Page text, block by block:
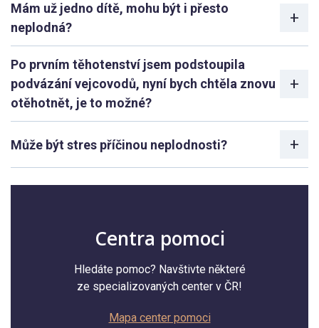
Mám už jedno dítě, mohu být i přesto
neplodná?
Po prvním těhotenství jsem podstoupila
podvázání vejcovodů, nyní bych chtěla znovu
otěhotnět, je to možné?
Může být stres příčinou neplodnosti?
Centra pomoci
Hledáte pomoc? Navštivte některé
ze specializovaných center v ČR!
Mapa center pomoci